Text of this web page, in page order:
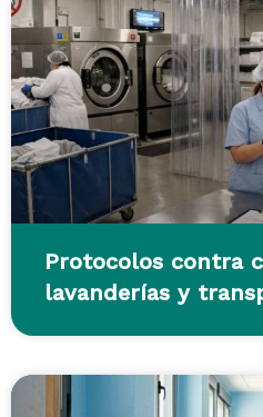
Protocolos contra
lavanderías y